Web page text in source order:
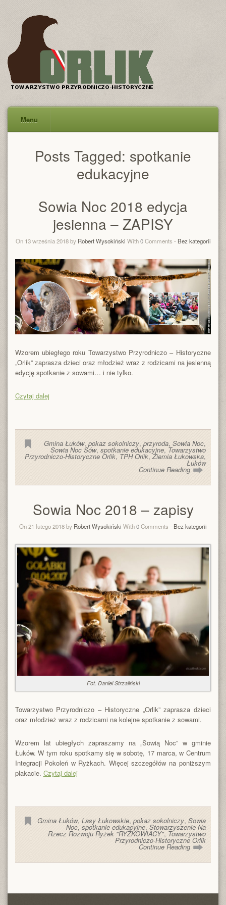
Menu
Posts Tagged: spotkanie
edukacyjne
Sowia Noc 2018 edycja
jesienna – ZAPISY
On 13 września 2018 by Robert Wysokiński With0Comments - Bez kategorii
Wzorem ubiegłego roku Towarzystwo Przyrodniczo – Historyczne
„Orlik” zaprasza dzieci oraz młodzież wraz z rodzicami na jesienną
edycję spotkanie z sowami… i nie tylko.
Czytaj dalej
Gmina Łuków,pokaz sokolniczy,przyroda,Sowia Noc,
Sowia Noc Sów,spotkanie edukacyjne, Towarzystwo
Przyrodniczo-Historyczne Orlik, TPH Orlik,Ziemia Łukowska,
Łuków
Continue Reading
Sowia Noc 2018 – zapisy
On 21 lutego 2018 by Robert Wysokiński With0Comments - Bez kategorii
Fot. Daniel Strzaliński
Towarzystwo Przyrodniczo – Historyczne „Orlik” zaprasza dzieci
oraz młodzież wraz z rodzicami na kolejne spotkanie z sowami.
Wzorem lat ubiegłych zapraszamy na „Sowią Noc” w gminie
Łuków. W tym roku spotkamy się w sobotę, 17 marca, w Centrum
Integracji Pokoleń w Ryżkach. Więcej szczegółów na poniższym
plakacie. Czytaj dalej
Gmina Łuków,Lasy Łukowskie,pokaz sokolniczy,Sowia
Noc,spotkanie edukacyjne,Stowarzyszenie Na
Rzecz Rozwoju Ryżek "RYŻKOWIACY", Towarzystwo
Przyrodniczo-Historyczne Orlik
Continue Reading